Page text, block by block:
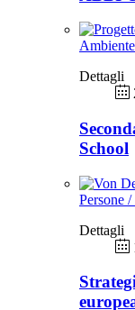
Ambiente
Dettagli
School
Persone /
Dettagli